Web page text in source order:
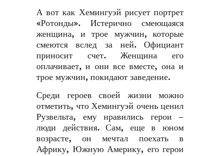
А вот как Хемингуэй рисует портрет
«Ротонды». Истерично смеющаяся
женщина, и трое мужчин, которые
смеются вслед за ней. Официант
приносит счет. Женщина его
оплачивает, и они все вместе, она и
трое мужчин, покидают заведение.
Среди героев своей жизни можно
отметить, что Хемингуэй очень ценил
Рузвельта, ему нравились герои –
люди действия. Сам, еще в юном
возрасте, он мечтал поехать в
Африку, Южную Америку, его герои